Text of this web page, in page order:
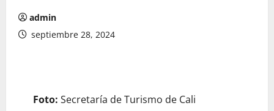
admin
septiembre 28, 2024
Foto: Secretaría de Turismo de Cali